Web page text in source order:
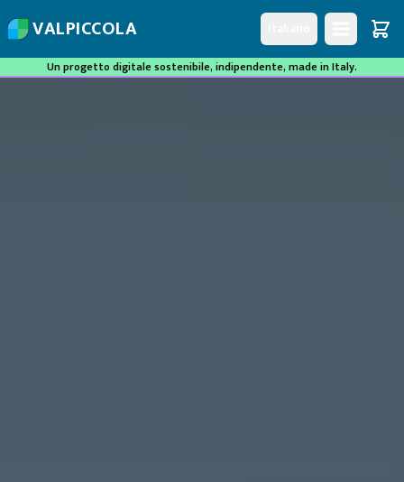
VALPICCOLA
Un progetto digitale sostenibile, indipendente, made in Italy.